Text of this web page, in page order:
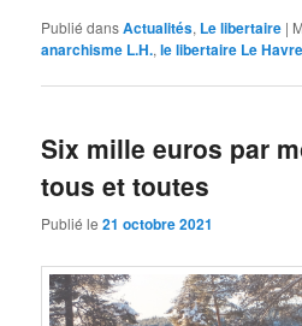
Publié dansActualités, Le libertaire |
anarchisme L.H.,le libertaire Le Havre
Six mille euros par
tous et toutes
Publié le21 octobre 2021